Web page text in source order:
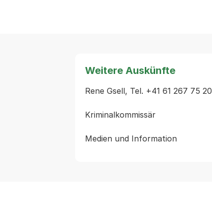
Weitere Auskünfte
Rene Gsell, Tel. +41 61 267 75 20
Kriminalkommissär